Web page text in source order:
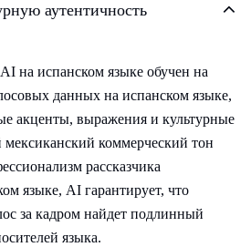
аутентичность
на испанском языке обучен на
данных на испанском языке,
акценты, выражения и культурные
коммерческий тон
рассказчика
языке, AI гарантирует, что
за кадром найдет подлинный
языка.